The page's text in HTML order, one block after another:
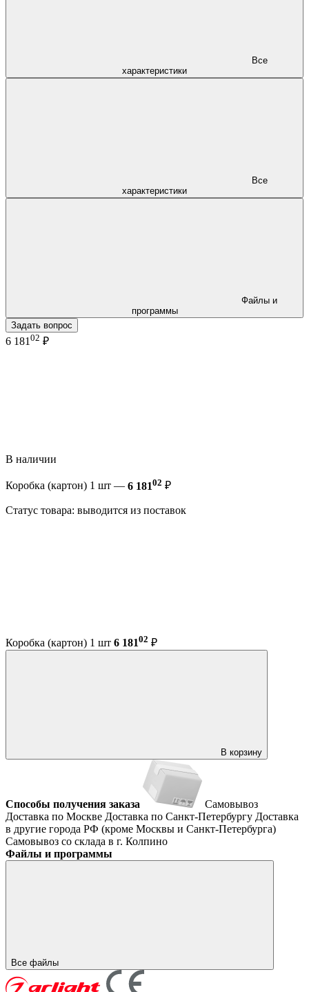
характеристики
характеристики
программы
Задать вопрос
6 181 02 ₽
В наличии
Коробка (картон) 1 шт — 6 18102 ₽
Статус товара: выводится из поставок
Коробка (картон) 1 шт 6 18102 ₽
В корзину
Способы получения заказа
Самовывоз
Доставка по Москве Доставка по Санкт-Петербургу Доставка
в другие города РФ (кроме Москвы и Санкт-Петербурга)
Самовывоз со склада в г. Колпино
Файлы и программы
Все файлы